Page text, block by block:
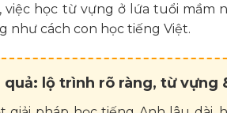
việc học từ vựng ở lứa tuổi
cách con học tiếng Việt.
lộ trình rõ ràng, từ vựng